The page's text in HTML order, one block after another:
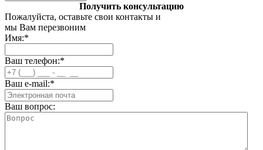
Получить консультацию
Пожалуйста, оставьте свои контакты и
мы Вам перезвоним
Имя:*
Ваш телефон:*
Ваш e-mail:*
Ваш вопрос: